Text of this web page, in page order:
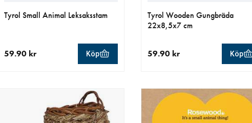
Tyrol Small Animal Leksaksstam
59.90 kr Köp
Tyrol Wooden Gungbräda
22x8,5x7 cm
59.90 kr Köp